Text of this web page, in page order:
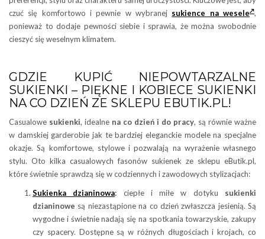
czuć się komfortowo i pewnie w wybranej sukience na wesele ,
ponieważ to dodaje pewności siebie i sprawia, że można swobodnie
cieszyć się weselnym klimatem.
GDZIE KUPIĆ NIEPOWTARZALNE
SUKIENKI – PIĘKNE I KOBIECE SUKIENKI
NA CO DZIEŃ ZE SKLEPU EBUTIK.PL!
Casualowe sukienki, idealne na co dzień i do pracy, są równie ważne
w damskiej garderobie jak te bardziej eleganckie modele na specjalne
okazje. Są komfortowe, stylowe i pozwalają na wyrażenie własnego
stylu. Oto kilka casualowych fasonów sukienek ze sklepu eButik.pl,
które świetnie sprawdzą się w codziennych i zawodowych stylizacjach:
Sukienka dzianinowa: ciepłe i miłe w dotyku sukienki
dzianinowe są niezastąpione na co dzień zwłaszcza jesienią. Są
wygodne i świetnie nadają się na spotkania towarzyskie, zakupy
czy spacery. Dostępne są w różnych długościach i krojach, co